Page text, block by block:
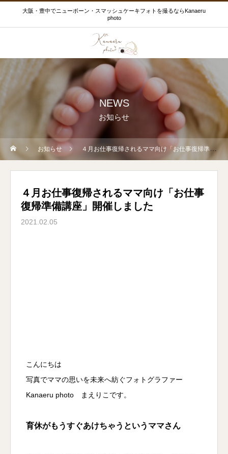
大阪・豊中でニューボーン・スマッシュケーキフォトを撮るならKanaeru
photo
NEWS
お知らせ
お知らせ ４月お仕事復帰されるママ向け「お仕事復帰準備講座」開催しました
４月お仕事復帰されるママ向け「お仕事
復帰準備講座」開催しました
2021.02.05
こんにちは
写真でママの思いを未来へ紡ぐフォトグラファー
Kanaeru photo まえりこです。
育休がもうすぐあけちゃうというママさん